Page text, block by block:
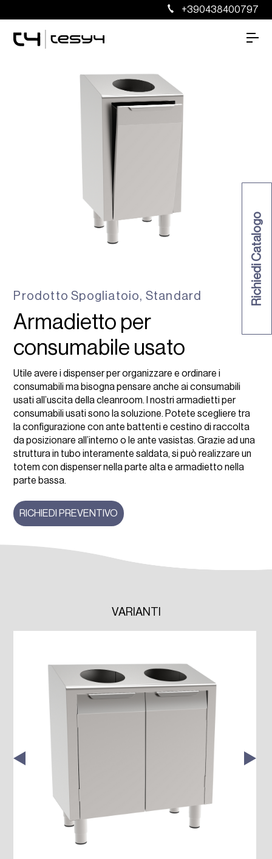
+390438400797
Richiedi Catalogo
ProdottoSpogliatoio, Standard
Armadietto per
consumabile usato
Utile avere i dispenser per organizzare e ordinare i
consumabili ma bisogna pensare anche ai consumabili
usati all’uscita della cleanroom. I nostri armadietti per
consumabili usati sono la soluzione. Potete scegliere tra
la configurazione con ante battenti e cestino di raccolta
da posizionare all’interno o le ante vasistas. Grazie ad una
struttura in tubo interamente saldata, si può realizzare un
totem con dispenser nella parte alta e armadietto nella
parte bassa.
RICHIEDI PREVENTIVO
VARIANTI